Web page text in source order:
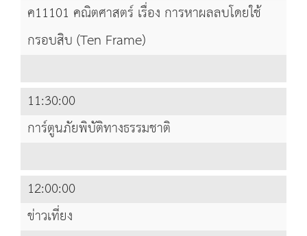
ค11101 คณิตศาสตร์ เรื่อง การหาผลลบโดยใช้
กรอบสิบ (Ten Frame)
11:30:00
การ์ตูนภัยพิบัติทางธรรมชาติ
12:00:00
ข่าวเที่ยง